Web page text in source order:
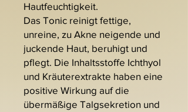
Hautfeuchtigkeit.
Das Tonic reinigt fettige,
unreine, zu Akne neigende und
juckende Haut, beruhigt und
pflegt. Die Inhaltsstoffe Ichthyol
und Kräuterextrakte haben eine
positive Wirkung auf die
übermäßige Talgsekretion und